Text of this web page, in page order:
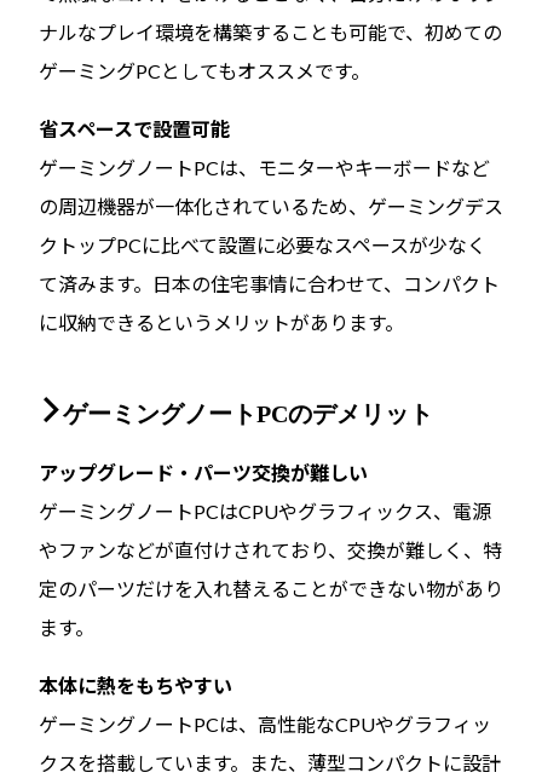
ナルなプレイ環境を構築することも可能で、初めての
ゲーミングPCとしてもオススメです。
省スペースで設置可能
ゲーミングノートPCは、モニターやキーボードなど
の周辺機器が一体化されているため、ゲーミングデス
クトップPCに比べて設置に必要なスペースが少なく
て済みます。日本の住宅事情に合わせて、コンパクト
に収納できるというメリットがあります。
ゲーミングノートPCのデメリット
アップグレード・パーツ交換が難しい
ゲーミングノートPCはCPUやグラフィックス、電源
やファンなどが直付けされており、交換が難しく、特
定のパーツだけを入れ替えることができない物があり
ます。
本体に熱をもちやすい
ゲーミングノートPCは、高性能なCPUやグラフィッ
クスを搭載しています。また、薄型コンパクトに設計